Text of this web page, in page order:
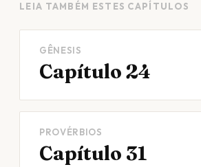
LEIA TAMBÉM ESTES CAPÍTULOS
GÊNESIS
Capítulo 24
PROVÉRBIOS
Capítulo 31